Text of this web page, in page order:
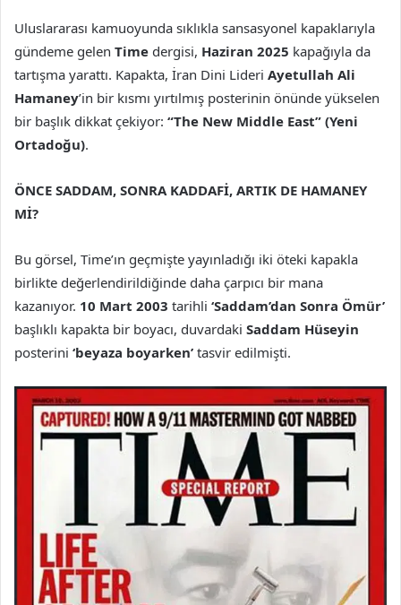
Uluslararası kamuoyunda sıklıkla sansasyonel kapaklarıyla
gündeme gelen Time dergisi, Haziran 2025 kapağıyla da
tartışma yarattı. Kapakta, İran Dini Lideri Ayetullah Ali
Hamaney’in bir kısmı yırtılmış posterinin önünde yükselen
bir başlık dikkat çekiyor: “The New Middle East” (Yeni
Ortadoğu).
ÖNCE SADDAM, SONRA KADDAFİ, ARTIK DE HAMANEY
Mİ?
Bu görsel, Time’ın geçmişte yayınladığı iki öteki kapakla
birlikte değerlendirildiğinde daha çarpıcı bir mana
kazanıyor. 10 Mart 2003 tarihli ‘Saddam’dan Sonra Ömür’
başlıklı kapakta bir boyacı, duvardaki Saddam Hüseyin
posterini ‘beyaza boyarken’ tasvir edilmişti.